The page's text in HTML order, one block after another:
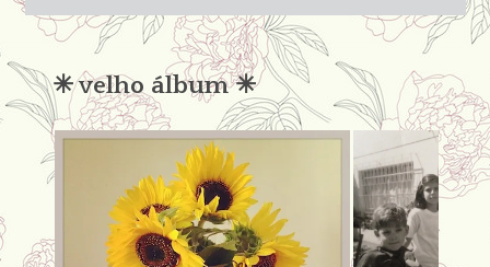
condena
✳︎ velho álbum ✳︎